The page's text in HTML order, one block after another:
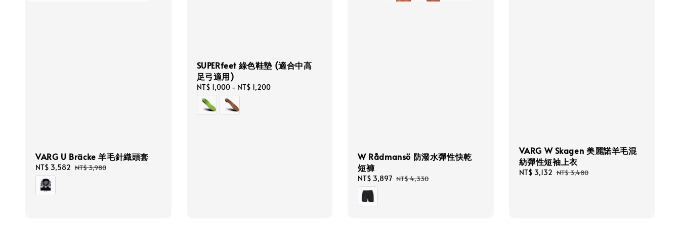
VARG U Bräcke 羊毛針織頭套
Sale
price
NT$ 3,582 Regular
NT$ 3,980
SUPERfeet 綠色鞋墊 (適合中高
足弓適用)
Regular
price
NT$ 1,000- NT$ 1,200
W Rådmansö 防潑水彈性快乾
短褲
Sale
price
NT$ 3,897 Regular
NT$ 4,330
VARG W Skagen 美麗諾羊毛混
紡彈性短袖上衣
Sale
NT$ 3,132 Regular
NT$ 3,480